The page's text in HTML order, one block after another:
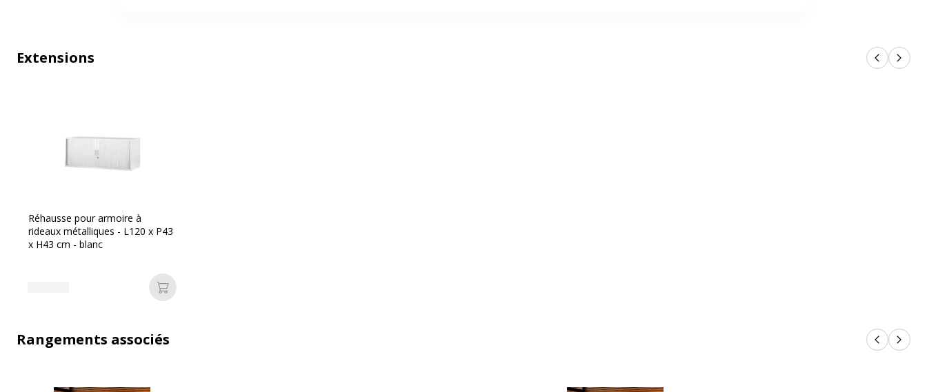
Extensions Produits
Réhausse pour armoire à
rideaux métalliques - L120 x P43
x H43 cm - blanc
Ajouter au panier
Rangements associés Produits